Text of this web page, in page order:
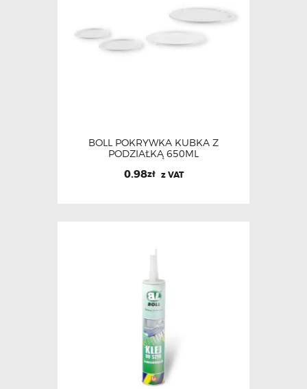
BOLL POKRYWKA KUBKA Z
PODZIAŁKĄ 650ML
0.98zł z VAT